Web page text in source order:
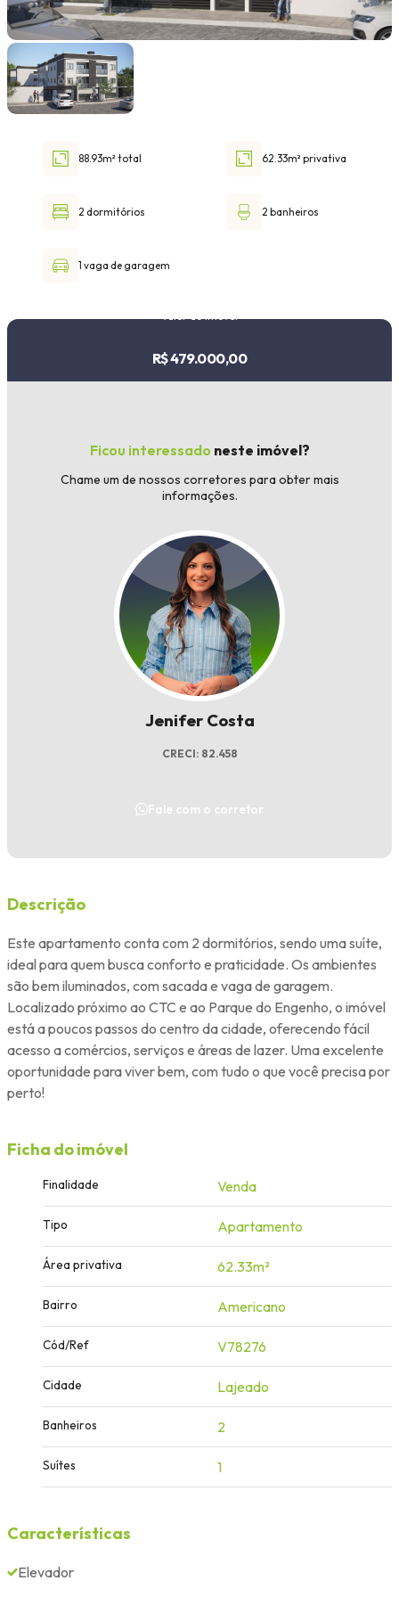
Faixa de valor
88.93m² total 62.33m² privativa
2 dormitórios 2 banheiros
1 vaga de garagem
R$ 479.000,00
Ficou interessado neste imóvel?
Chame um de nossos corretores para obter mais
informações.
Jenifer Costa
CRECI: 82.458
Fale com o corretor
Descrição
Este apartamento conta com 2 dormitórios, sendo uma suíte,
ideal para quem busca conforto e praticidade. Os ambientes
são bem iluminados, com sacada e vaga de garagem.
Localizado próximo ao CTC e ao Parque do Engenho, o imóvel
está a poucos passos do centro da cidade, oferecendo fácil
acesso a comércios, serviços e áreas de lazer. Uma excelente
oportunidade para viver bem, com tudo o que você precisa por
perto!
Ficha do imóvel
Finalidade Venda
Tipo Apartamento
Área privativa 62.33m²
Bairro Americano
Cód/Ref V78276
Cidade Lajeado
Banheiros 2
Suítes 1
Características
Elevador